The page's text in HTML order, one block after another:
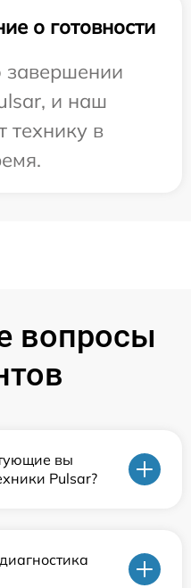
о готовности
и наш
технику в
вопросы
вы
Pulsar?